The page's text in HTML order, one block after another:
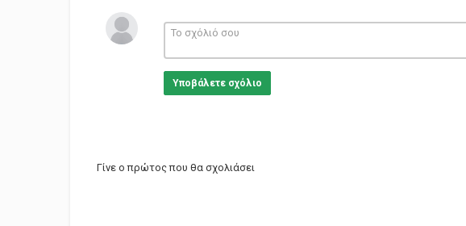
Υποβάλετε σχόλιο
Γίνε ο πρώτος που θα σχολιάσει